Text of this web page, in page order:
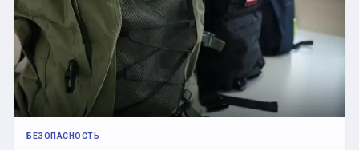
БЕЗОПАСНОСТЬ